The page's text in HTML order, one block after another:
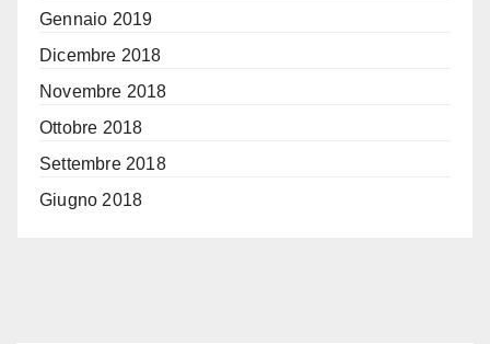
Gennaio 2019
Dicembre 2018
Novembre 2018
Ottobre 2018
Settembre 2018
Giugno 2018